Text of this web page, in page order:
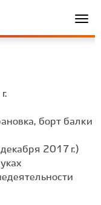
борт балки
2017 г.)